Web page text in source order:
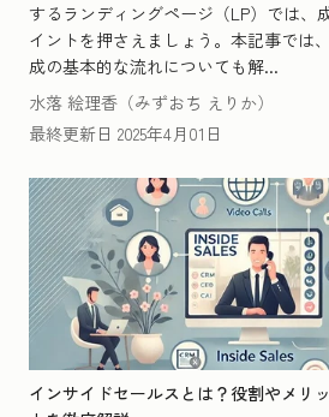
するランディングページ（LP）では、
イントを押さえましょう。本記事では
成の基本的な流れについても解...
水落 絵理香（みずおち えりか）
最終更新日 2025年4月01日
インサイドセールスとは？役割やメリ